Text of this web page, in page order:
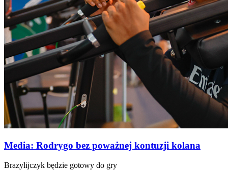
Media: Rodrygo bez poważnej kontuzji kolana
Brazylijczyk będzie gotowy do gry